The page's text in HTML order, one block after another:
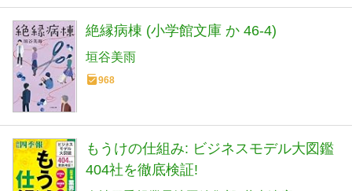
絶縁病棟 (小学館文庫 か 46-4)
垣谷美雨
968
もうけの仕組み: ビジネスモデル大図鑑
404社を徹底検証!